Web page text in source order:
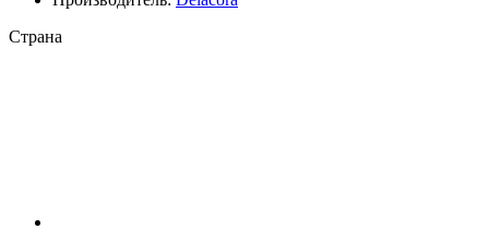
Страна